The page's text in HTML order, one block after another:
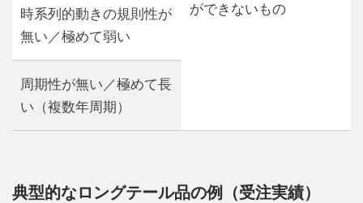
ができないもの
時系列的動きの規則性が
無い／極めて弱い
周期性が無い／極めて長
い（複数年周期）
典型的なロングテール品の例（受注実績）